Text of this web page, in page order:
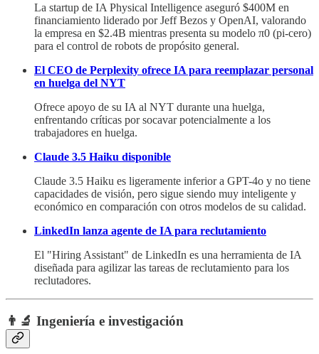
La startup de IA Physical Intelligence aseguró $400M en
financiamiento liderado por Jeff Bezos y OpenAI, valorando
la empresa en $2.4B mientras presenta su modelo π0 (pi-cero)
para el control de robots de propósito general.
El CEO de Perplexity ofrece IA para reemplazar personal
en huelga del NYT
Ofrece apoyo de su IA al NYT durante una huelga,
enfrentando críticas por socavar potencialmente a los
trabajadores en huelga.
Claude 3.5 Haiku disponible
Claude 3.5 Haiku es ligeramente inferior a GPT-4o y no tiene
capacidades de visión, pero sigue siendo muy inteligente y
económico en comparación con otros modelos de su calidad.
LinkedIn lanza agente de IA para reclutamiento
El "Hiring Assistant" de LinkedIn es una herramienta de IA
diseñada para agilizar las tareas de reclutamiento para los
reclutadores.
👨‍🔬 Ingeniería e investigación